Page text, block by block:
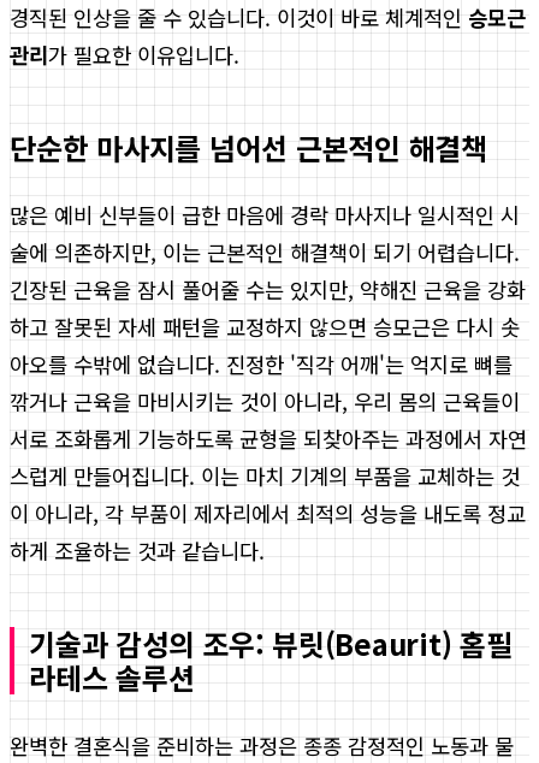
경직된 인상을 줄 수 있습니다. 이것이 바로 체계적인 승모근
관리가 필요한 이유입니다.
단순한 마사지를 넘어선 근본적인 해결책
많은 예비 신부들이 급한 마음에 경락 마사지나 일시적인 시
술에 의존하지만, 이는 근본적인 해결책이 되기 어렵습니다.
긴장된 근육을 잠시 풀어줄 수는 있지만, 약해진 근육을 강화
하고 잘못된 자세 패턴을 교정하지 않으면 승모근은 다시 솟
아오를 수밖에 없습니다. 진정한 '직각 어깨'는 억지로 뼈를
깎거나 근육을 마비시키는 것이 아니라, 우리 몸의 근육들이
서로 조화롭게 기능하도록 균형을 되찾아주는 과정에서 자연
스럽게 만들어집니다. 이는 마치 기계의 부품을 교체하는 것
이 아니라, 각 부품이 제자리에서 최적의 성능을 내도록 정교
하게 조율하는 것과 같습니다.
기술과 감성의 조우: 뷰릿(Beaurit) 홈필
라테스 솔루션
완벽한 결혼식을 준비하는 과정은 종종 감정적인 노동과 물